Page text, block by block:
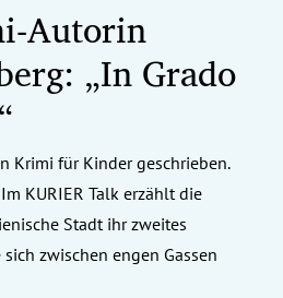
Autorin
„In Grado
Krimi für Kinder geschrieben.
KURIER Talk erzählt die
Stadt ihr zweites
zwischen engen Gassen